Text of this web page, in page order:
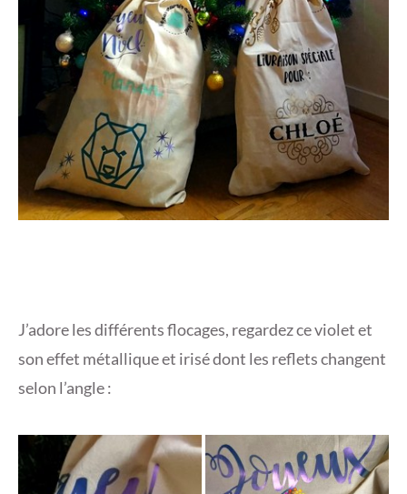
J’adore les différents flocages, regardez ce violet et
son effet métallique et irisé dont les reflets changent
selon l’angle :